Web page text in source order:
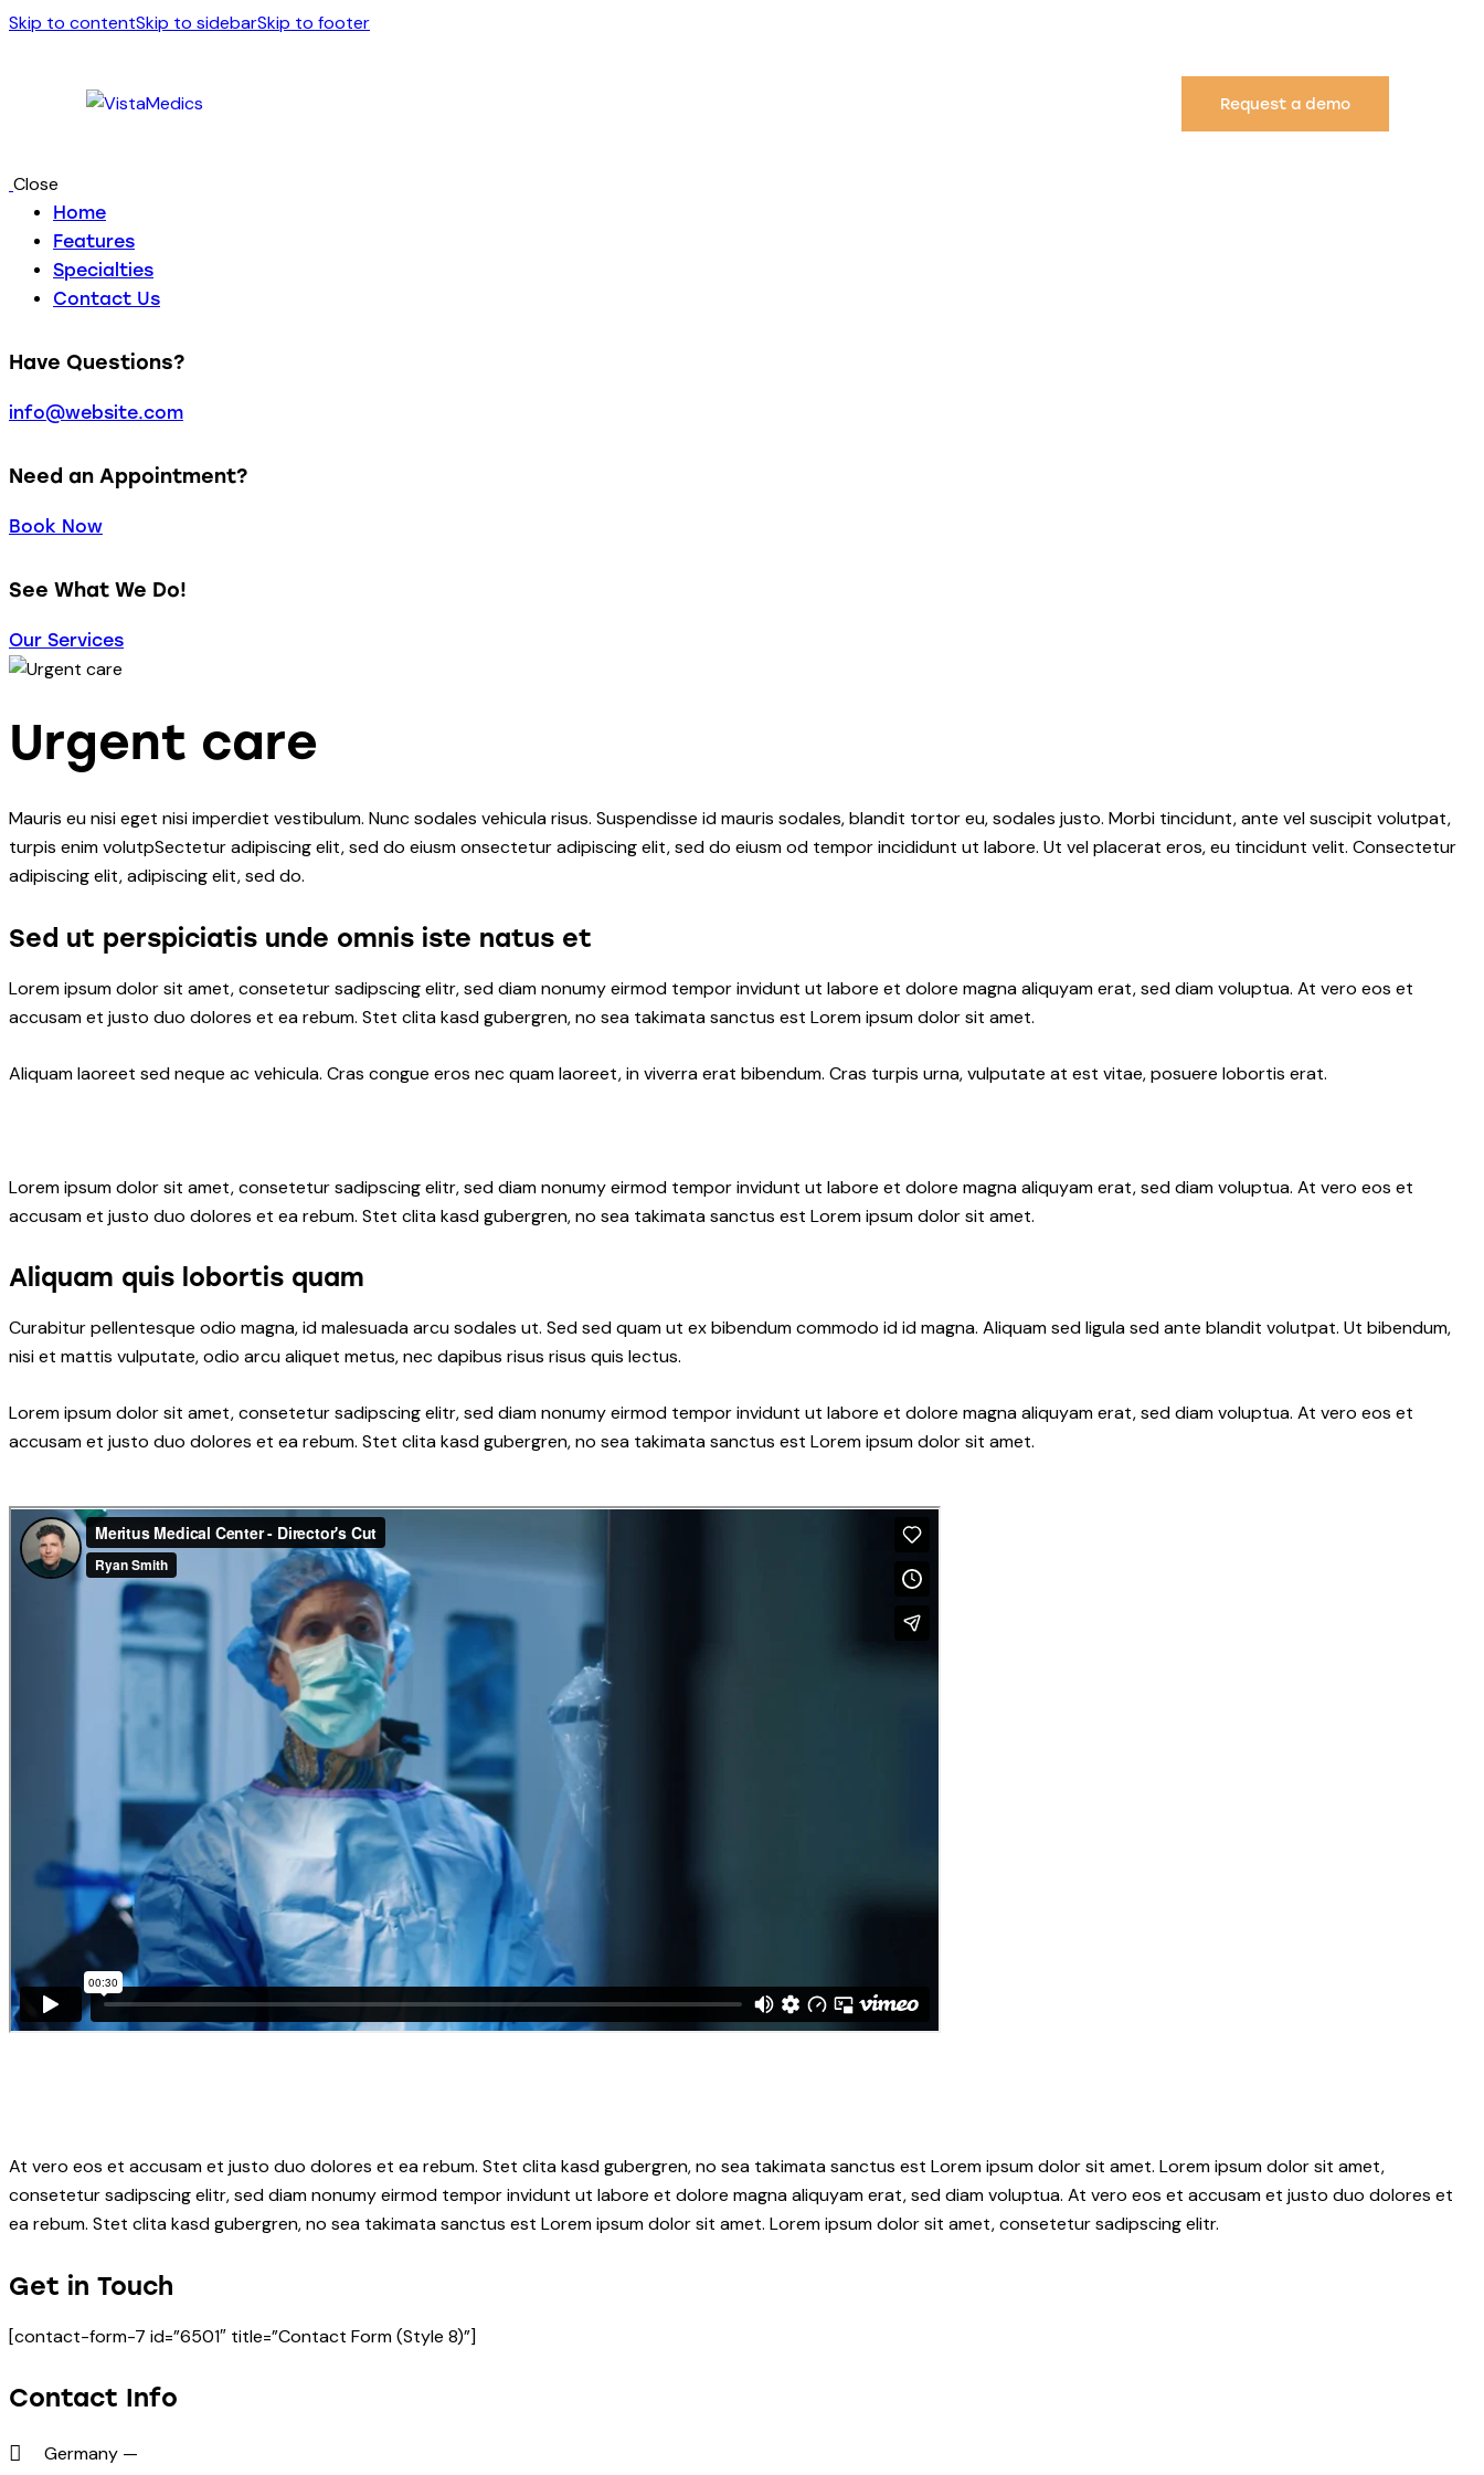
Skip to contentSkip to sidebarSkip to footer
Request a demo
Close
Home
Features
Specialties
Contact Us
Have Questions?
info@website.com
Need an Appointment?
Book Now
See What We Do!
Our Services
Urgent care
Mauris eu nisi eget nisi imperdiet vestibulum. Nunc sodales vehicula risus. Suspendisse id mauris sodales, blandit tortor eu, sodales justo. Morbi tincidunt, ante vel suscipit volutpat,
turpis enim volutpSectetur adipiscing elit, sed do eiusm onsectetur adipiscing elit, sed do eiusm od tempor incididunt ut labore. Ut vel placerat eros, eu tincidunt velit. Consectetur
adipiscing elit, adipiscing elit, sed do.
Sed ut perspiciatis unde omnis iste natus et
Lorem ipsum dolor sit amet, consetetur sadipscing elitr, sed diam nonumy eirmod tempor invidunt ut labore et dolore magna aliquyam erat, sed diam voluptua. At vero eos et
accusam et justo duo dolores et ea rebum. Stet clita kasd gubergren, no sea takimata sanctus est Lorem ipsum dolor sit amet.
Aliquam laoreet sed neque ac vehicula. Cras congue eros nec quam laoreet, in viverra erat bibendum. Cras turpis urna, vulputate at est vitae, posuere lobortis erat.
Lorem ipsum dolor sit amet, consetetur sadipscing elitr, sed diam nonumy eirmod tempor invidunt ut labore et dolore magna aliquyam erat, sed diam voluptua. At vero eos et
accusam et justo duo dolores et ea rebum. Stet clita kasd gubergren, no sea takimata sanctus est Lorem ipsum dolor sit amet.
Aliquam quis lobortis quam
Curabitur pellentesque odio magna, id malesuada arcu sodales ut. Sed sed quam ut ex bibendum commodo id id magna. Aliquam sed ligula sed ante blandit volutpat. Ut bibendum,
nisi et mattis vulputate, odio arcu aliquet metus, nec dapibus risus risus quis lectus.
Lorem ipsum dolor sit amet, consetetur sadipscing elitr, sed diam nonumy eirmod tempor invidunt ut labore et dolore magna aliquyam erat, sed diam voluptua. At vero eos et
accusam et justo duo dolores et ea rebum. Stet clita kasd gubergren, no sea takimata sanctus est Lorem ipsum dolor sit amet.
At vero eos et accusam et justo duo dolores et ea rebum. Stet clita kasd gubergren, no sea takimata sanctus est Lorem ipsum dolor sit amet. Lorem ipsum dolor sit amet,
consetetur sadipscing elitr, sed diam nonumy eirmod tempor invidunt ut labore et dolore magna aliquyam erat, sed diam voluptua. At vero eos et accusam et justo duo dolores et
ea rebum. Stet clita kasd gubergren, no sea takimata sanctus est Lorem ipsum dolor sit amet. Lorem ipsum dolor sit amet, consetetur sadipscing elitr.
Get in Touch
[contact-form-7 id=”6501″ title=”Contact Form (Style 8)”]
Contact Info
Germany —